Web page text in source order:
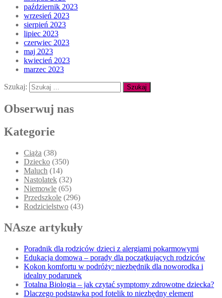
październik 2023
wrzesień 2023
sierpień 2023
lipiec 2023
czerwiec 2023
maj 2023
kwiecień 2023
marzec 2023
Szukaj:
Obserwuj nas
Kategorie
Ciąża (38)
Dziecko (350)
Maluch (14)
Nastolatek (32)
Niemowle (65)
Przedszkole (296)
Rodzicielstwo (43)
NAsze artykuły
Poradnik dla rodziców dzieci z alergiami pokarmowymi
Edukacja domowa – porady dla początkujących rodziców
Kokon komfortu w podróży: niezbędnik dla noworodka i
idealny podarunek
Totalna Biologia – jak czytać symptomy zdrowotne dziecka?
Dlaczego podstawka pod fotelik to niezbędny element